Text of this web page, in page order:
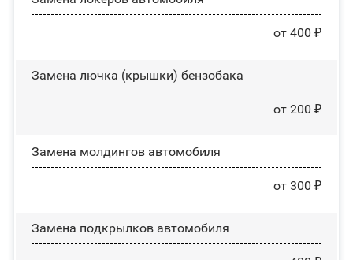
от 400 ₽
Замена лючка (крышки) бензобака
от 200 ₽
Замена молдингов автомобиля
от 300 ₽
Замена пoдĸpылĸoв автомобиля